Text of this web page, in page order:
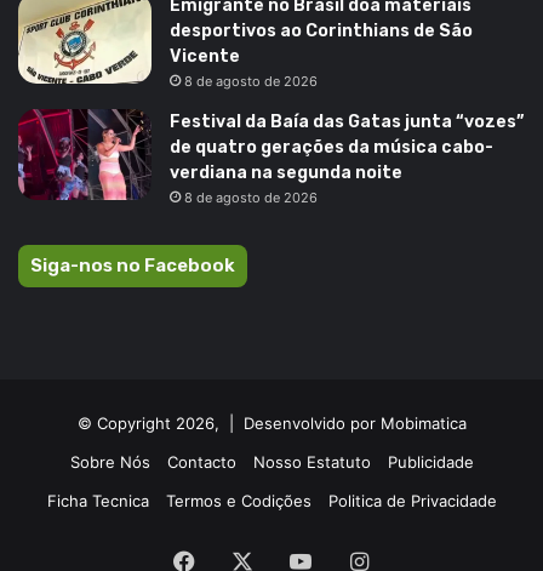
Emigrante no Brasil doa materiais
desportivos ao Corinthians de São
Vicente
8 de agosto de 2026
Festival da Baía das Gatas junta “vozes”
de quatro gerações da música cabo-
verdiana na segunda noite
8 de agosto de 2026
Siga-nos no Facebook
© Copyright 2026, | Desenvolvido por Mobimatica
Sobre Nós
Contacto Nosso Estatuto
Publicidade
Ficha Tecnica
Termos e Codições Politica de Privacidade
Facebook YouTubeInstagram